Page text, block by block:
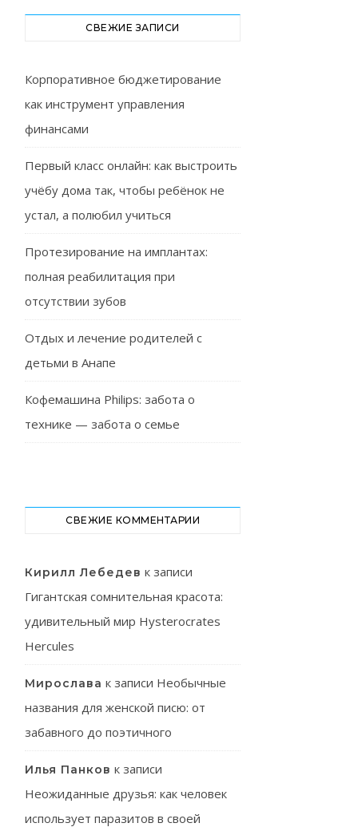
СВЕЖИЕ ЗАПИСИ
Корпоративное бюджетирование
как инструмент управления
финансами
Первый класс онлайн: как выстроить
учёбу дома так, чтобы ребёнок не
устал, а полюбил учиться
Протезирование на имплантах:
полная реабилитация при
отсутствии зубов
Отдых и лечение родителей с
детьми в Анапе
Кофемашина Philips: забота о
технике — забота о семье
СВЕЖИЕ КОММЕНТАРИИ
Кирилл Лебедев к записи
Гигантская сомнительная красота:
удивительный мир Hysterocrates
Hercules
Мирослава к записи Необычные
названия для женской писю: от
забавного до поэтичного
Илья Панков к записи
Неожиданные друзья: как человек
использует паразитов в своей